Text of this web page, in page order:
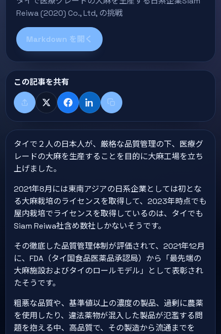
Reiwa (2020) Co., Ltd, の挑戦
Markdown を開く
この記事を共有
共有する
X FacebookLinkedInタイトル+リンクをコピー
タイで２人の日本人が、厳格な品質管理の下、医療グ
レードの大麻を生産することを目的に大麻工場を立ち
上げました。
2021年8月には東南アジアの日系企業としては初とな
る大麻栽培のライセンスを取得して、2023年時点でも
屋内栽培でライセンスを取得しているのは、タイでも
Siam Reiwa社含め数社しかないそうです。
その徹底した品質管理体制が評価されて、2021年12月
に、FDA（タイ国食品医薬品承認局）から「最先端の
大麻施設およびタイのロールモデル」として表彰され
たそうです。
粗悪な品質や、基準値以上の濃度の製品、過剰に農薬
を使用したり、違法薬物が混入した製品が氾濫する問
題を抱える中、高品質で、その製造から流通までを